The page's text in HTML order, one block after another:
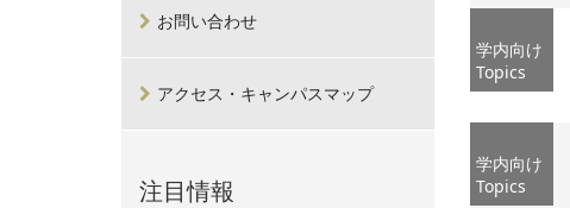
学内向け
Topics
学内向け
Topics
お問い合わせ
アクセス・キャンパスマップ
注目情報